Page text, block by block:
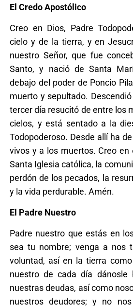
El Credo Apostólico
Creo en Dios, Padre
cielo y de la tierra, y en
nuestro Señor, que fue
Santo, y nació de Santa
debajo del poder de Poncio
muerto y sepultado.
tercer día resucitó de entre los
cielos, y está sentado a la
Todopoderoso. Desde allí ha
vivos y a los muertos. Creo en
Santa Iglesia católica, la
perdón de los pecados, la
y la vida perdurable. Amén.
El Padre Nuestro
Padre nuestro que estás en
sea tu nombre; venga a nos
voluntad, así en la tierra
nuestro de cada día dánosle
nuestras deudas, así como
nuestros deudores; y no